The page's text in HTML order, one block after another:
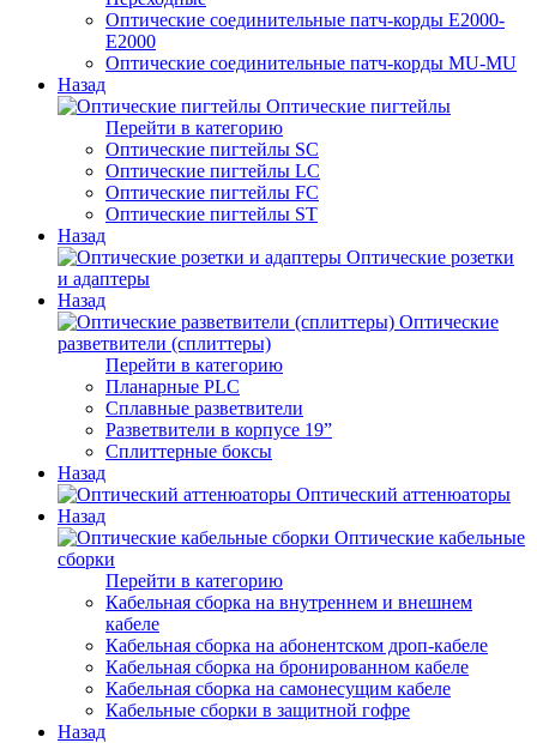
Оптические соединительные патч-корды E2000-
E2000
Оптические соединительные патч-корды MU-MU
Назад
Оптические пигтейлы
Перейти в категорию
Оптические пигтейлы SC
Оптические пигтейлы LC
Оптические пигтейлы FC
Оптические пигтейлы ST
Назад
Оптические розетки
и адаптеры
Назад
Оптические
разветвители (сплиттеры)
Перейти в категорию
Планарные PLC
Сплавные разветвители
Разветвители в корпусе 19”
Сплиттерные боксы
Назад
Оптический аттенюаторы
Назад
Оптические кабельные
сборки
Перейти в категорию
Кабельная сборка на внутреннем и внешнем
кабеле
Кабельная сборка на абонентском дроп-кабеле
Кабельная сборка на бронированном кабеле
Кабельная сборка на самонесущим кабеле
Кабельные сборки в защитной гофре
Назад